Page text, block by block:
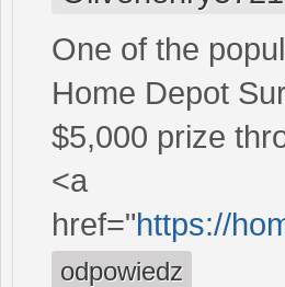
One of the
Home Depot
$5,000 prize
<a
href="https://
odpowiedz